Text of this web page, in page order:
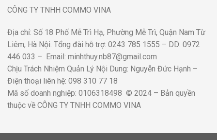
CÔNG TY TNHH COMMO VINA
Địa chỉ: Số 18 Phố Mễ Trì Hạ, Phường Mễ Trì, Quận Nam Từ
Liêm, Hà Nội. Tổng đài hỗ trợ: 0243 785 1555 – DD: 0972
446 033 – Email: minhthuy.nb87@gmail.com
Chịu Trách Nhiệm Quản Lý Nội Dung: Nguyễn Đức Hạnh –
Điện thoại liên hệ: 098 310 77 18
Mã số doanh nghiệp: 0106318498 © 2024 – Bản quyền
thuộc về CÔNG TY TNHH COMMO VINA